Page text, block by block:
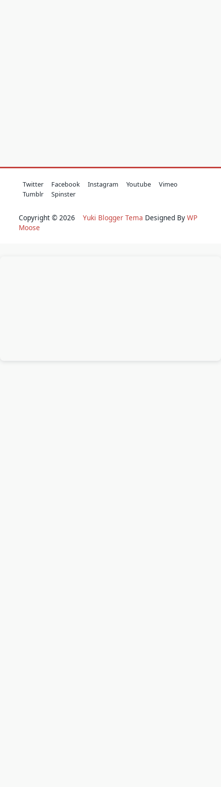
Twitter Facebook Instagram Youtube
Vimeo
Tumblr
Spinster
Copyright © 2026 Yuki Blogger Tema Designed By WP
Moose